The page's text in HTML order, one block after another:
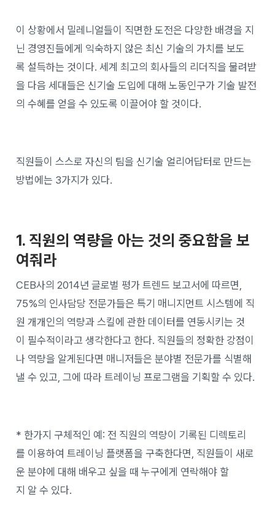
이 상황에서 밀레니얼들이 직면한 도전은 다양한 배경을 지
닌 경영진들에게 익숙하지 않은 최신 기술의 가치를 보도
록 설득하는 것이다. 세계 최고의 회사들의 리더직을 물려받
을 다음 세대들은 신기술 도입에 대해 노동인구가 기술 발전
의 수혜를 얻을 수 있도록 이끌어야 할 것이다.
직원들이 스스로 자신의 팀을 신기술 얼리어답터로 만드는
방법에는 3가지가 있다.
1. 직원의 역량을 아는 것의 중요함을 보
여줘라
CEB사의 2014년 글로벌 평가 트렌드 보고서에 따르면,
75%의 인사담당 전문가들은 특기 매니지먼트 시스템에 직
원 개개인의 역량과 스킬에 관한 데이터를 연동시키는 것
이 필수적이라고 생각한다고 한다. 직원들의 정확한 강점이
나 역량을 알게된다면 매니저들은 분야별 전문가를 식별해
낼 수 있고, 그에 따라 트레이닝 프로그램을 기획할 수 있다.
* 한가지 구체적인 예: 전 직원의 역량이 기록된 디렉토리
를 이용하여 트레이닝 플랫폼을 구축한다면, 직원들이 새로
운 분야에 대해 배우고 싶을 때 누구에게 연락해야 할
지 알 수 있다.